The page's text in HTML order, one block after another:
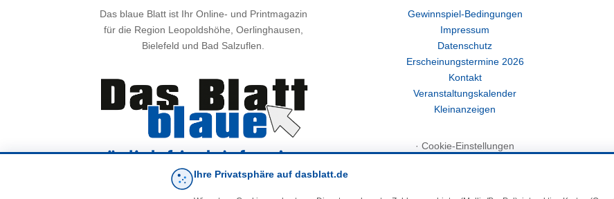
Das blaue Blatt ist Ihr Online- und Printmagazin
für die Region Leopoldshöhe, Oerlinghausen,
Bielefeld und Bad Salzuflen.
Gewinnspiel-Bedingungen
Impressum
Datenschutz
Erscheinungstermine 2026
Kontakt
Veranstaltungskalender
Kleinanzeigen
·Cookie-Einstellungen
Ihre Privatsphäre auf dasblatt.de